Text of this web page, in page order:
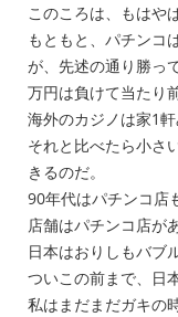
このころは、もはや
もともと、パチンコ
が、先述の通り勝っ
万円は負けて当たり
海外のカジノは家1
それと比べたら小さ
きるのだ。
90年代はパチンコ店
店舗はパチンコ店が
日本はおりしもバブ
ついこの前まで、日
私はまだまだガキの